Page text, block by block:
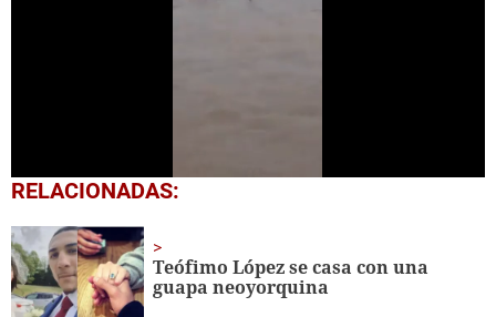
0
seconds
1
minute,
57
seconds
RELACIONADAS:
Teófimo López se casa con una
guapa neoyorquina